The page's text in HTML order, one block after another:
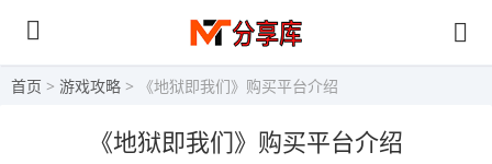
首页 > 游戏攻略 > 《地狱即我们》购买平台介绍
《地狱即我们》购买平台介绍